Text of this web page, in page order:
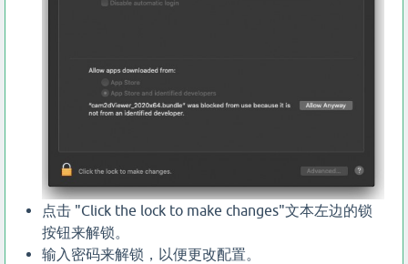
点击 "Click the lock to make changes"文本左边的锁
按钮来解锁。
输入密码来解锁，以便更改配置。